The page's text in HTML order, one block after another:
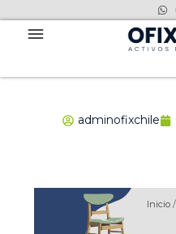
adminofixchile
Inicio/